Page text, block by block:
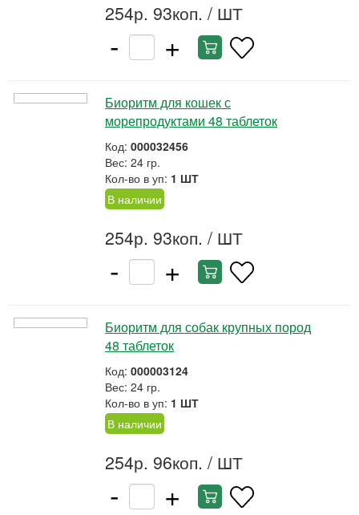
254р. 93коп. / ШТ
- +
Биоритм для кошек с
морепродуктами 48 таблеток
Код: 000032456
Вес: 24 гр.
Кол-во в уп: 1 ШТ
В наличии
254р. 93коп. / ШТ
- +
Биоритм для собак крупных пород
48 таблеток
Код: 000003124
Вес: 24 гр.
Кол-во в уп: 1 ШТ
В наличии
254р. 96коп. / ШТ
- +